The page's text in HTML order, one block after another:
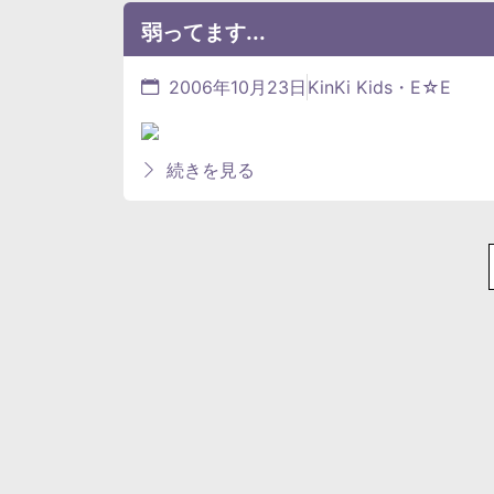
弱ってます...
2006年10月23日 KinKi Kids・E☆E
続きを見る